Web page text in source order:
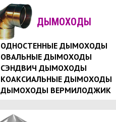
ДЫМОХОДЫ
ОДНОСТЕННЫЕ ДЫМОХОДЫ
ОВАЛЬНЫЕ ДЫМОХОДЫ
СЭНДВИЧ ДЫМОХОДЫ
КОАКСИАЛЬНЫЕ ДЫМОХОДЫ
ДЫМОХОДЫ ВЕРМИЛОДЖИК